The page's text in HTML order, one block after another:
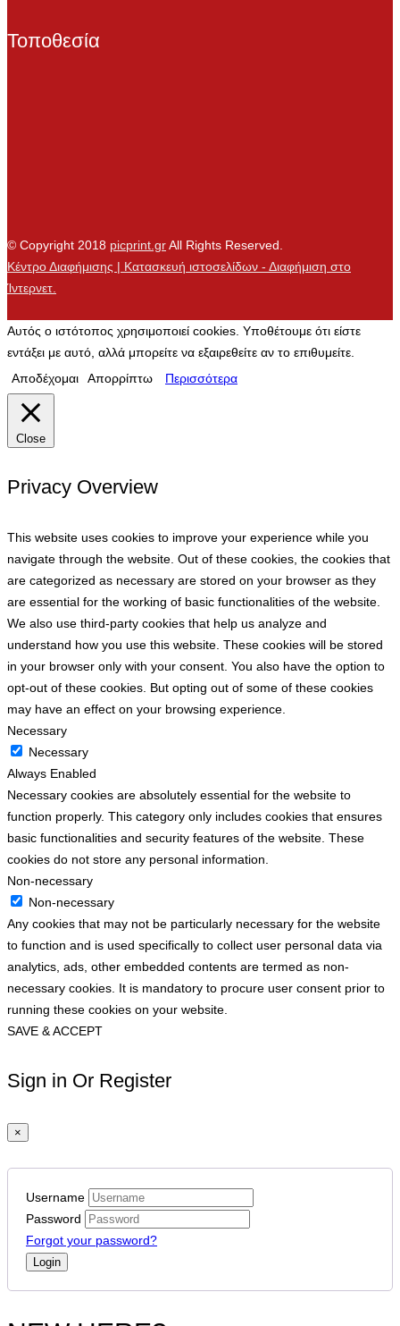
Τοποθεσία
© Copyright 2018 picprint.grAll Rights Reserved.
Κέντρο Διαφήμισης | Κατασκευή ιστοσελίδων - Διαφήμιση στο
Ίντερνετ.
Αυτός ο ιστότοπος χρησιμοποιεί cookies. Υποθέτουμε ότι είστε
εντάξει με αυτό, αλλά μπορείτε να εξαιρεθείτε αν το επιθυμείτε.
Αποδέχομαι
Απορρίπτω Περισσότερα
Close
Privacy Overview
This website uses cookies to improve your experience while you
navigate through the website. Out of these cookies, the cookies that
are categorized as necessary are stored on your browser as they
are essential for the working of basic functionalities of the website.
We also use third-party cookies that help us analyze and
understand how you use this website. These cookies will be stored
in your browser only with your consent. You also have the option to
opt-out of these cookies. But opting out of some of these cookies
may have an effect on your browsing experience.
Necessary
Necessary
Always Enabled
Necessary cookies are absolutely essential for the website to
function properly. This category only includes cookies that ensures
basic functionalities and security features of the website. These
cookies do not store any personal information.
Non-necessary
Non-necessary
Any cookies that may not be particularly necessary for the website
to function and is used specifically to collect user personal data via
analytics, ads, other embedded contents are termed as non-
necessary cookies. It is mandatory to procure user consent prior to
running these cookies on your website.
SAVE & ACCEPT
Sign in Or Register
×
Username
Password
Forgot your password?